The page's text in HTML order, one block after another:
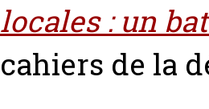
locales : un
cahiers de la